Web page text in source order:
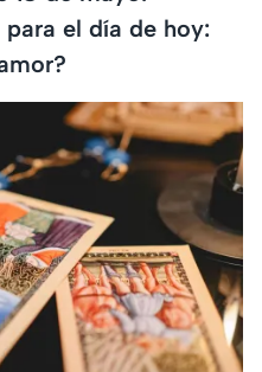
el día de hoy: